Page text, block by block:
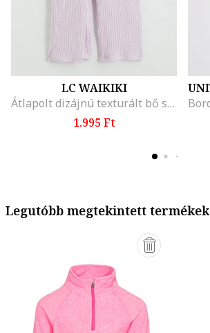
LC WAIKIKI
Átlapolt dizájnú texturált bő szárú nadrág, Halványlila
1.995 Ft
Legutóbb megtekintett termékek